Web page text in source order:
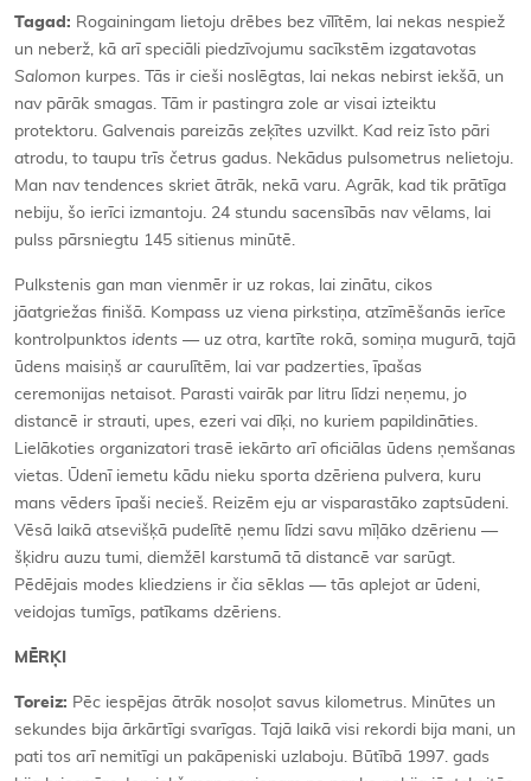
Tagad: Rogainingam lietoju drēbes bez vīlītēm, lai nekas nespiež
un neberž, kā arī speciāli piedzīvojumu sacīkstēm izgatavotas
Salomon kurpes. Tās ir cieši noslēgtas, lai nekas nebirst iekšā, un
nav pārāk smagas. Tām ir pastingra zole ar visai izteiktu
protektoru. Galvenais pareizās zeķītes uzvilkt. Kad reiz īsto pāri
atrodu, to taupu trīs četrus gadus. Nekādus pulsometrus nelietoju.
Man nav tendences skriet ātrāk, nekā varu. Agrāk, kad tik prātīga
nebiju, šo ierīci izmantoju. 24 stundu sacensībās nav vēlams, lai
pulss pārsniegtu 145 sitienus minūtē.
Pulkstenis gan man vienmēr ir uz rokas, lai zinātu, cikos
jāatgriežas finišā. Kompass uz viena pirkstiņa, atzīmēšanās ierīce
kontrolpunktos idents — uz otra, kartīte rokā, somiņa mugurā, tajā
ūdens maisiņš ar caurulītēm, lai var padzerties, īpašas
ceremonijas netaisot. Parasti vairāk par litru līdzi neņemu, jo
distancē ir strauti, upes, ezeri vai dīķi, no kuriem papildināties.
Lielākoties organizatori trasē iekārto arī oficiālas ūdens ņemšanas
vietas. Ūdenī iemetu kādu nieku sporta dzēriena pulvera, kuru
mans vēders īpaši necieš. Reizēm eju ar visparastāko zaptsūdeni.
Vēsā laikā atsevišķā pudelītē ņemu līdzi savu mīļāko dzērienu —
šķidru auzu tumi, diemžēl karstumā tā distancē var sarūgt.
Pēdējais modes kliedziens ir čia sēklas — tās aplejot ar ūdeni,
veidojas tumīgs, patīkams dzēriens.
MĒRĶI
Toreiz: Pēc iespējas ātrāk nosoļot savus kilometrus. Minūtes un
sekundes bija ārkārtīgi svarīgas. Tajā laikā visi rekordi bija mani, un
pati tos arī nemitīgi un pakāpeniski uzlaboju. Būtībā 1997. gads